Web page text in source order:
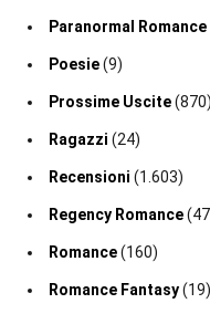
Paranormal Romance
Poesie(9)
Prossime Uscite(870)
Ragazzi (24)
Recensioni (1.603)
Regency Romance
Romance(160)
Romance Fantasy(19)